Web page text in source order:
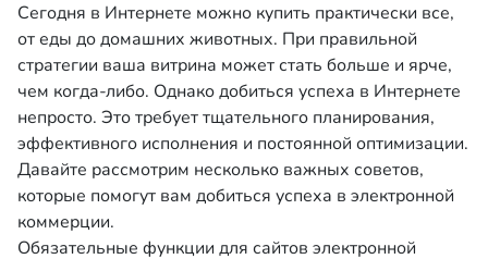
Сегодня в Интернете можно купить практически все,
от еды до домашних животных. При правильной
стратегии ваша витрина может стать больше и ярче,
чем когда-либо. Однако добиться успеха в Интернете
непросто. Это требует тщательного планирования,
эффективного исполнения и постоянной оптимизации.
Давайте рассмотрим несколько важных советов,
которые помогут вам добиться успеха в электронной
коммерции.
Обязательные функции для сайтов электронной